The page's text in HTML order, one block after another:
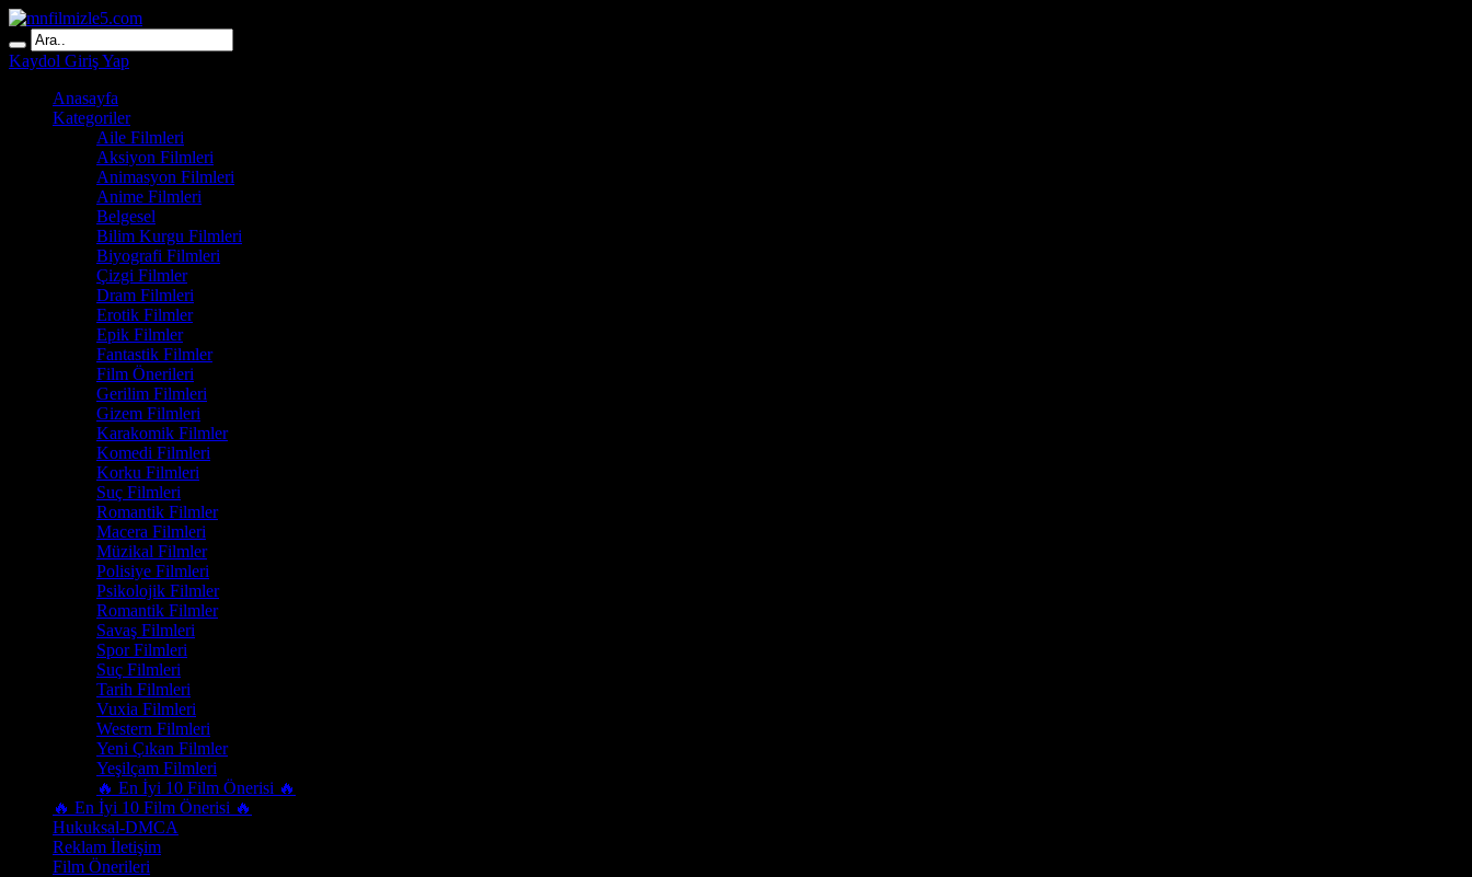
Kaydol Giriş Yap
Anasayfa
Kategoriler
Aile Filmleri
Aksiyon Filmleri
Animasyon Filmleri
Anime Filmleri
Belgesel
Bilim Kurgu Filmleri
Biyografi Filmleri
Çizgi Filmler
Dram Filmleri
Erotik Filmler
Epik Filmler
Fantastik Filmler
Film Önerileri
Gerilim Filmleri
Gizem Filmleri
Karakomik Filmler
Komedi Filmleri
Korku Filmleri
Suç Filmleri
Romantik Filmler
Macera Filmleri
Müzikal Filmler
Polisiye Filmleri
Psikolojik Filmler
Romantik Filmler
Savaş Filmleri
Spor Filmleri
Suç Filmleri
Tarih Filmleri
Vuxia Filmleri
Western Filmleri
Yeni Çıkan Filmler
Yeşilçam Filmleri
🔥 En İyi 10 Film Önerisi 🔥
🔥 En İyi 10 Film Önerisi 🔥
Hukuksal-DMCA
Reklam İletişim
Film Önerileri